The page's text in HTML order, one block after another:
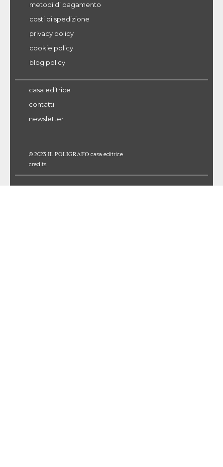
metodi di pagamento
costi di spedizione
privacy policy
cookie policy
blog policy
casa editrice
contatti
newsletter
© 2023 IL POLIGRAFO casa editrice
credits